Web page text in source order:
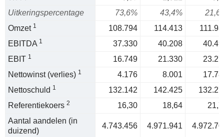
Uitkeringspercentage
73,6% 43,4%
Omzet 1 108.794 114.413
EBITDA 1 37.330 40.208
EBIT 1 16.749 21.330
Nettowinst (verlies) 1 4.176 8.001
Nettoschuld 1 132.142 142.425
Referentiekoers 2 16,30 18,64
Aantal aandelen (in
duizend)
4.743.456 4.971.941